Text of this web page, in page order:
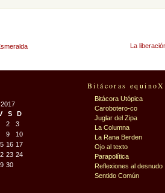
La
S D
2
3
9
10
16 17
23 24
30
Bitácoras
Bitácora Utópica
Carobotero-co
Juglar del Zipa
La Columna
La Rana Berden
Ojo al texto
Parapolítica
Reflexiones al desnudo
Sentido Común